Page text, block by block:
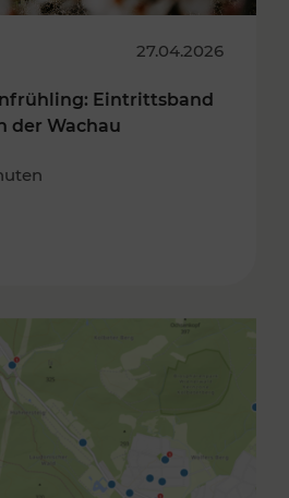
27.04.2026
Eintrittsband
der Wachau